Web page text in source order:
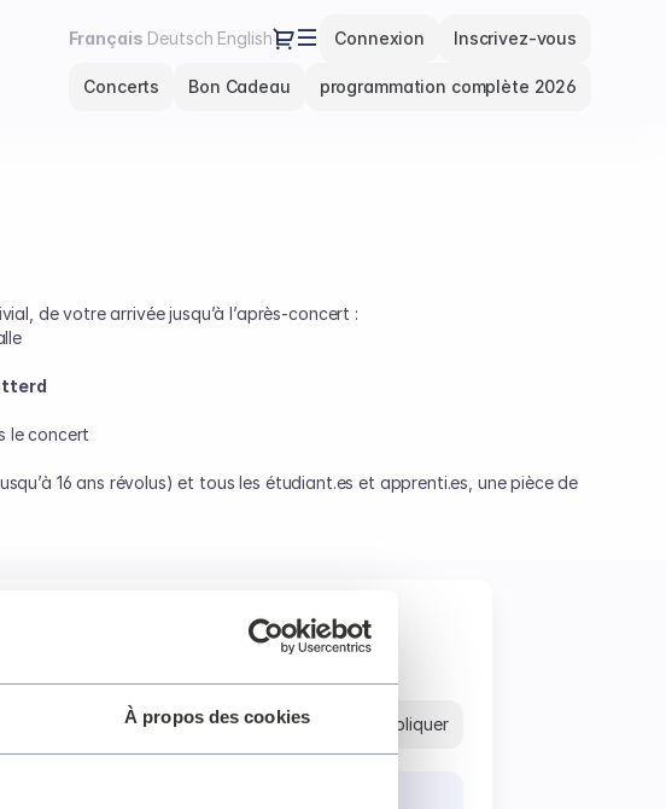
À propos des cookies
Langue
Français Deutsch English Dialogue
Connexion Inscrivez-vous
Concerts Bon Cadeau programmation complète 2026
de votre arrivée jusqu’à l’après-concert :
le concert
16 ans révolus) et tous les étudiant.es et apprenti.es, une pièce de
Appliquer